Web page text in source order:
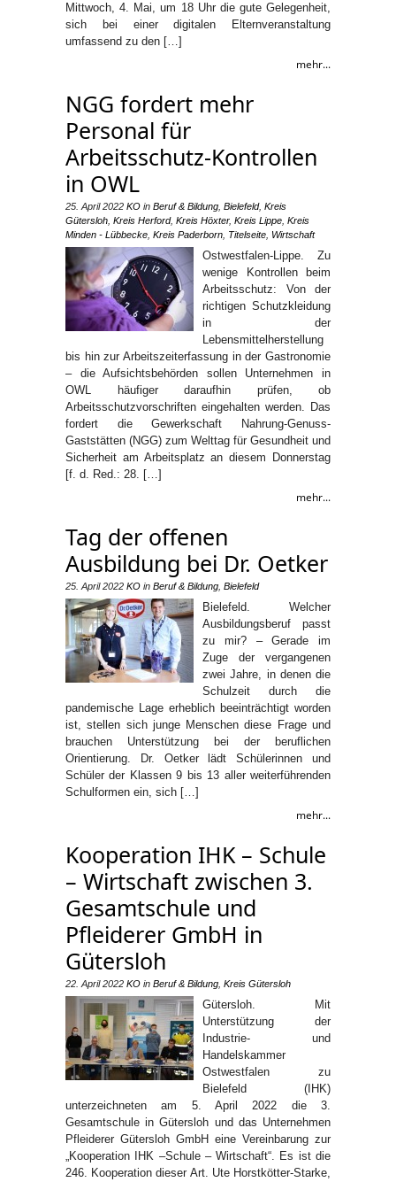
Mittwoch, 4. Mai, um 18 Uhr die gute Gelegenheit,
sich bei einer digitalen Elternveranstaltung
umfassend zu den […]
mehr...
NGG fordert mehr
Personal für
Arbeitsschutz-Kontrollen
in OWL
25. April 2022 KO in Beruf & Bildung Bielefeld, Kreis
Gütersloh Kreis Herford, Kreis Höxter, Kreis Lippe Kreis
Minden - Lübbecke Kreis Paderborn Titelseite Wirtschaft
Ostwestfalen-Lippe. Zu
wenige Kontrollen beim
Arbeitsschutz: Von der
richtigen Schutzkleidung
in der
Lebensmittelherstellung
bis hin zur Arbeitszeiterfassung in der Gastronomie
– die Aufsichtsbehörden sollen Unternehmen in
OWL häufiger daraufhin prüfen, ob
Arbeitsschutzvorschriften eingehalten werden. Das
fordert die Gewerkschaft Nahrung-Genuss-
Gaststätten (NGG) zum Welttag für Gesundheit und
Sicherheit am Arbeitsplatz an diesem Donnerstag
[f. d. Red.: 28. […]
mehr...
Tag der offenen
Ausbildung bei Dr. Oetker
25. April 2022 KO in Beruf & Bildung Bielefeld
Bielefeld. Welcher
Ausbildungsberuf passt
zu mir? – Gerade im
Zuge der vergangenen
zwei Jahre, in denen die
Schulzeit durch die
pandemische Lage erheblich beeinträchtigt worden
ist, stellen sich junge Menschen diese Frage und
brauchen Unterstützung bei der beruflichen
Orientierung. Dr. Oetker lädt Schülerinnen und
Schüler der Klassen 9 bis 13 aller weiterführenden
Schulformen ein, sich […]
mehr...
Kooperation IHK – Schule
– Wirtschaft zwischen 3.
Gesamtschule und
Pfleiderer GmbH in
Gütersloh
22. April 2022 KO in Beruf & Bildung Kreis Gütersloh
Gütersloh. Mit
Unterstützung der
Industrie- und
Handelskammer
Ostwestfalen zu
Bielefeld (IHK)
unterzeichneten am 5. April 2022 die 3.
Gesamtschule in Gütersloh und das Unternehmen
Pfleiderer Gütersloh GmbH eine Vereinbarung zur
„Kooperation IHK –Schule – Wirtschaft“. Es ist die
246. Kooperation dieser Art. Ute Horstkötter-Starke,